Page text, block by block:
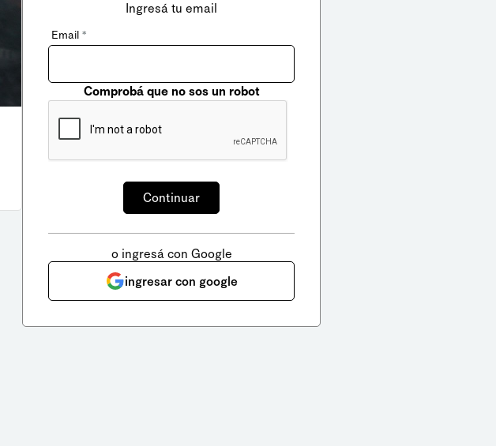
Ingresá tu email
Email *
Comprobá que no sos un robot
o ingresá con Google
ingresar con google